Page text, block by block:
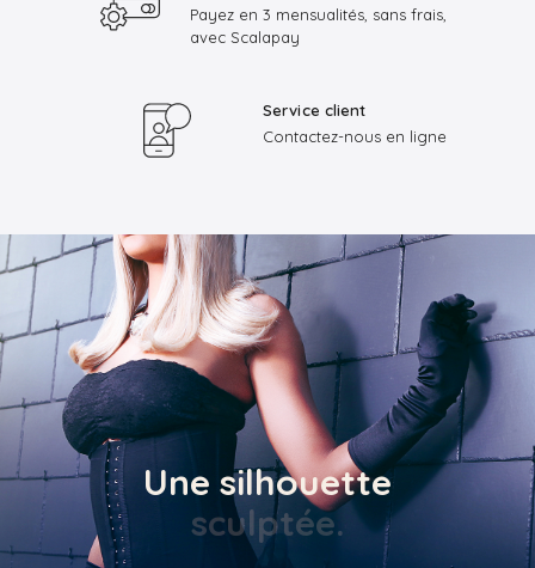
Payez en 3 mensualités, sans frais,
avec Scalapay
Service client
Contactez-nous en ligne
Une silhouette
affinée.